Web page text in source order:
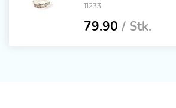
11233
79.90 / Stk.